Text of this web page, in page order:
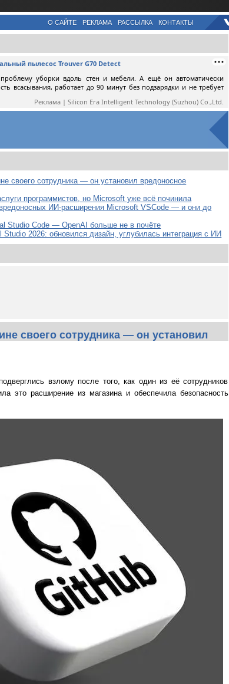
О САЙТЕ РЕКЛАМА РАССЫЛКА КОНТАКТЫ
пылесос Trouver G70 Detect
уборки вдоль стен и мебели. А ещё он автоматически
всасывания, работает до 90 минут без подзарядки и не требует
Реклама | Silicon Era Intelligent Technology (Suzhou) Co.,Ltd.
своего сотрудника — он установил вредоносное
программистов, но Microsoft уже всё починила
ИИ-расширения Microsoft VSCode — и они до
Studio Code — OpenAI больше не в почёте
2026: обновился дизайн, углубилась интеграция с ИИ
своего сотрудника — он установил
взлому после того, как один из её сотрудников
это расширение из магазина и обеспечила безопасность